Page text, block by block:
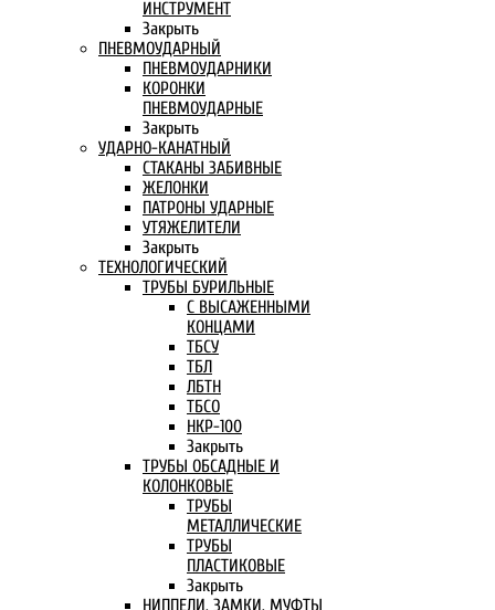
ИНСТРУМЕНТ
Закрыть
ПНЕВМОУДАРНЫЙ
ПНЕВМОУДАРНИКИ
КОРОНКИ
ПНЕВМОУДАРНЫЕ
Закрыть
УДАРНО-КАНАТНЫЙ
СТАКАНЫ ЗАБИВНЫЕ
ЖЕЛОНКИ
ПАТРОНЫ УДАРНЫЕ
УТЯЖЕЛИТЕЛИ
Закрыть
ТЕХНОЛОГИЧЕСКИЙ
ТРУБЫ БУРИЛЬНЫЕ
С ВЫСАЖЕННЫМИ
КОНЦАМИ
ТБСУ
ТБЛ
ЛБТН
ТБСО
НКР-100
Закрыть
ТРУБЫ ОБСАДНЫЕ И
КОЛОНКОВЫЕ
ТРУБЫ
МЕТАЛЛИЧЕСКИЕ
ТРУБЫ
ПЛАСТИКОВЫЕ
Закрыть
НИППЕЛИ, ЗАМКИ, МУФТЫ